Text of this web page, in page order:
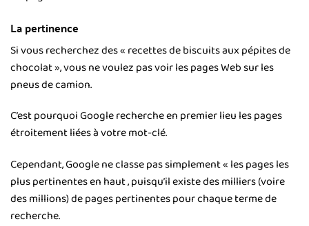
La pertinence
Si vous recherchez des « recettes de biscuits aux pépites de
chocolat », vous ne voulez pas voir les pages Web sur les
pneus de camion.
C’est pourquoi Google recherche en premier lieu les pages
étroitement liées à votre mot-clé.
Cependant, Google ne classe pas simplement « les pages les
plus pertinentes en haut , puisqu’il existe des milliers (voire
des millions) de pages pertinentes pour chaque terme de
recherche.